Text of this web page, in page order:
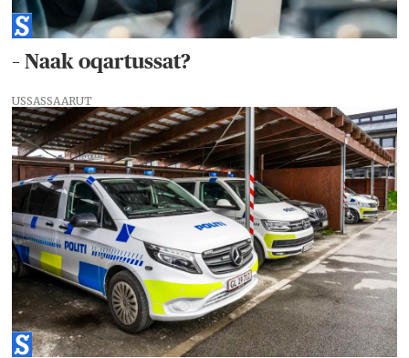
– Naak oqartussat?
USSASSAARUT